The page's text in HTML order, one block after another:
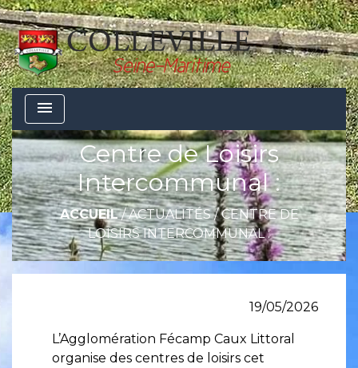
menu
Centre de Loisirs
Intercommunal :
ACCUEIL/ACTUALITÉS/CENTRE DE
LOISIRS INTERCOMMUNAL :
19/05/2026
L’Agglomération Fécamp Caux Littoral
organise des centres de loisirs cet